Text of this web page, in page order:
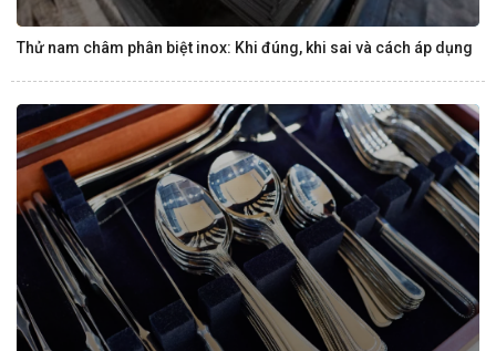
Thử nam châm phân biệt inox: Khi đúng, khi sai và cách áp dụng